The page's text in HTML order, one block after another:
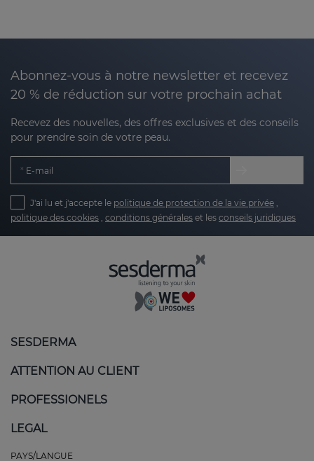
Abonnez-vous à notre newsletter et recevez
20 % de réduction sur votre prochain achat
Recevez des nouvelles, des offres exclusives et des conseils
pour prendre soin de votre peau.
E-mail
J'ai lu et j'accepte le politique de protection de la vie privée ,
politique des cookies , conditions générales et les conseils juridiques
SESDERMA
ATTENTION AU CLIENT
PROFESSIONELS
LEGAL
PAYS/LANGUE